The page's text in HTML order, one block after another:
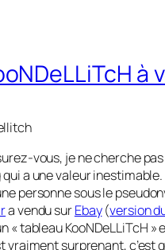
à
vous, je ne cherche
qui a une valeur
personne sous le
a vendu surEbay(version
« tableau KooNDeLLiTcH »
vraiment surprenant, c’est